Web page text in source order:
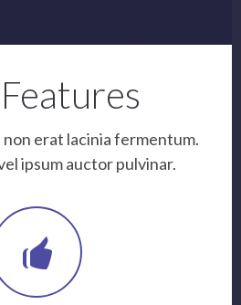
erat lacinia fermentum.
ipsum auctor pulvinar.